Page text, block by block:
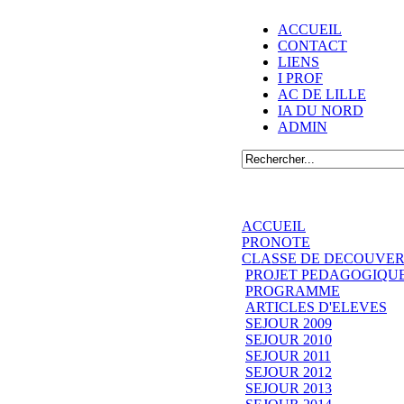
ACCUEIL
CONTACT
LIENS
I PROF
AC DE LILLE
IA DU NORD
ADMIN
ACCUEIL
PRONOTE
CLASSE DE
PROJET
PROGRAMME
ARTICLES D'ELEVES
SEJOUR 2009
SEJOUR 2010
SEJOUR 2011
SEJOUR 2012
SEJOUR 2013